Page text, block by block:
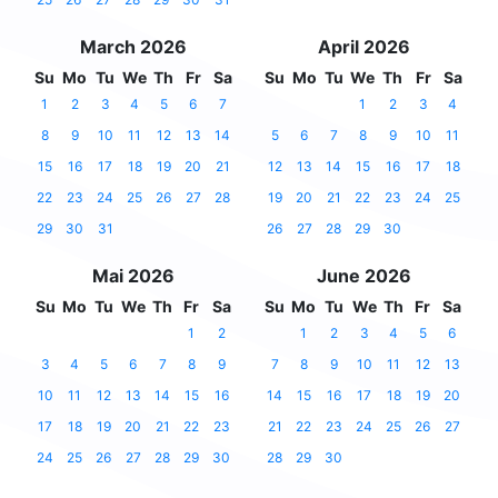
March 2026
Su Mo Tu We Th Fr Sa
1 2 3 4 5 6
7
8
9 10 11 12 13
14
15
16 17 18 19 20
21
22
23 24 25 26 27
28
29
30 31
April 2026
Su Mo Tu We Th Fr Sa
1 2 3
4
5
6 7 8 9 10
11
12
13 14 15 16 17
18
19
20 21 22 23 24
25
26
27 28 29 30
Mai 2026
Su Mo Tu We Th Fr Sa
1
2
3
4 5 6 7 8
9
10
11 12 13 14 15
16
17
18 19 20 21 22
23
24
25 26 27 28 29 30
June 2026
Su Mo Tu We Th Fr Sa
1 2 3 4 5
6
7
8 9 10 11 12
13
14
15 16 17 18 19
20
21
22 23 24 25 26
27
28
29 30